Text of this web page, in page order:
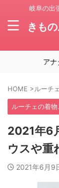
岐阜の出
きも
アナタに
HOME >ルーチ
ルーチェの着
2021年6
ウスや重
2021年6月9